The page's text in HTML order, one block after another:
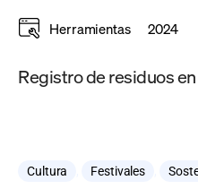
Herramientas 2024
Registro de residuos
Cultura Festivales